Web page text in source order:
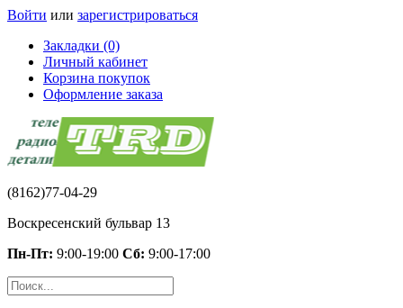
Войти или зарегистрироваться
Закладки (0)
Личный кабинет
Корзина покупок
Оформление заказа
(8162)77-04-29
Воскресенский бульвар 13
Пн-Пт: 9:00-19:00 Сб: 9:00-17:00